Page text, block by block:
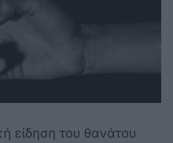
είδηση του θανάτου